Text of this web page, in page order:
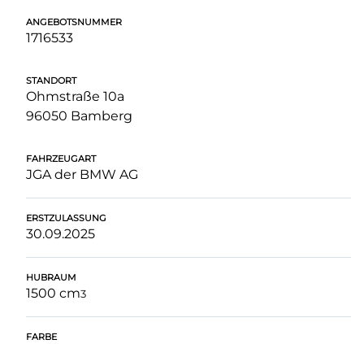
ANGEBOTSNUMMER
1716533
STANDORT
Ohmstraße 10a
96050 Bamberg
FAHRZEUGART
JGA der BMW AG
ERSTZULASSUNG
30.09.2025
HUBRAUM
1500 cm3
FARBE